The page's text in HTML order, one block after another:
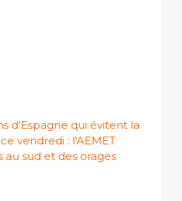
d'Espagne qui évitent la
vendredi : l'AEMET
sud et des orages